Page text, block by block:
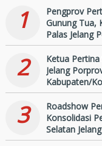
1
Pengprov
Gunung Tua,
Palas Jelang
2
Ketua
Jelang
Kabupaten/
3
Roadshow
Konsolidasi
Selatan